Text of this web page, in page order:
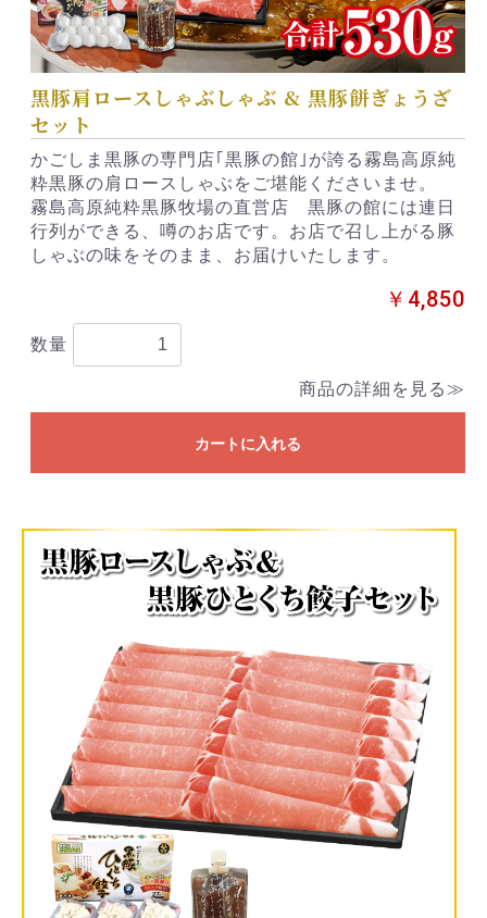
黒豚肩ロースしゃぶしゃぶ & 黒豚餅ぎょうざ
セット
かごしま黒豚の専門店｢黒豚の館｣が誇る霧島高原純
粋黒豚の肩ロースしゃぶをご堪能くださいませ。
霧島高原純粋黒豚牧場の直営店 黒豚の館には連日
行列ができる、噂のお店です。お店で召し上がる豚
しゃぶの味をそのまま、お届けいたします。
￥4,850
数量
商品の詳細を見る≫
カートに入れる